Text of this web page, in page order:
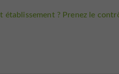
établissement ? Prenez le